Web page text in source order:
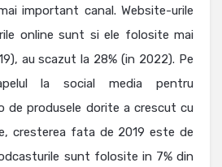
important canal. Website-urile
online sunt si ele folosite mai
au scazut la 28% (in 2022). Pe
la social media pentru
de produsele dorite a crescut cu
cresterea fata de 2019 este de
sunt folosite in 7% din